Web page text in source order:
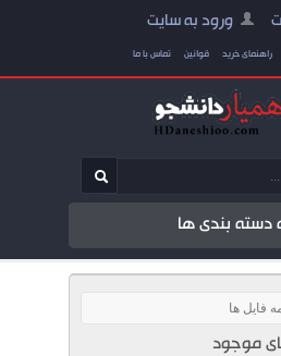
ورود به سایت
راهنمای خرید قوانین تماس با ما
بندی ها
فایل ها
موجود